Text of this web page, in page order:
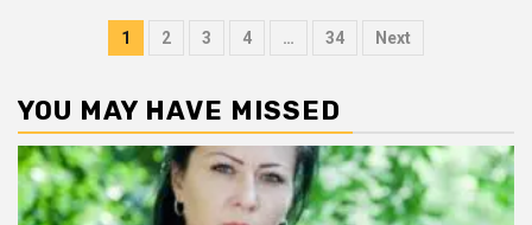
Posts
1 2 3 4 … 34 Next
YOU MAY HAVE MISSED